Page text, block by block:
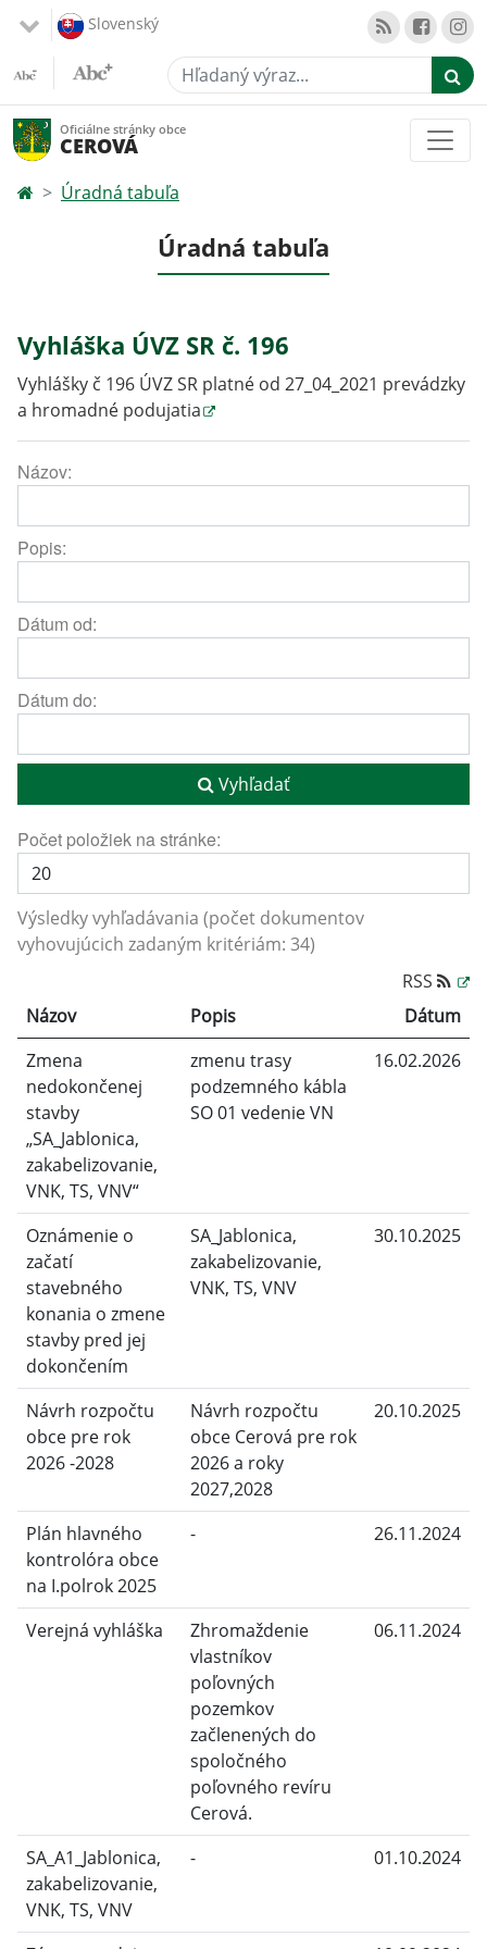
Slovenský
Hľadaný výraz...
Oficiálne stránky obce
CEROVÁ
Úradná tabuľa
Úradná tabuľa
Vyhláška ÚVZ SR č. 196
Vyhlášky č 196 ÚVZ SR platné od 27_04_2021 prevádzky
a hromadné podujatia
Názov:
Popis:
Dátum od:
Dátum do:
Vyhľadať
Počet položiek na stránke:
Výsledky vyhľadávania (počet dokumentov
vyhovujúcich zadaným kritériám: 34)
RSS
Názov
Popis
Dátum
Zmena
nedokončenej
stavby
„SA_Jablonica,
zakabelizovanie,
VNK, TS, VNV“
zmenu trasy
podzemného kábla
SO 01 vedenie VN
16.02.2026
Oznámenie o
začatí
stavebného
konania o zmene
stavby pred jej
dokončením
SA_Jablonica,
zakabelizovanie,
VNK, TS, VNV
30.10.2025
Návrh rozpočtu
obce pre rok
2026 -2028
Návrh rozpočtu
obce Cerová pre rok
2026 a roky
2027,2028
20.10.2025
Plán hlavného
kontrolóra obce
na I.polrok 2025
- 26.11.2024
Verejná vyhláška
Zhromaždenie
vlastníkov
poľovných
pozemkov
začlenených do
spoločného
poľovného revíru
Cerová.
06.11.2024
SA_A1_Jablonica,
zakabelizovanie,
VNK, TS, VNV
- 01.10.2024